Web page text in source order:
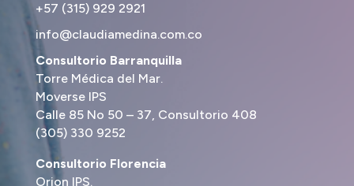
+57 (315) 929 2921
info@claudiamedina.com.co
Consultorio Barranquilla
Torre Médica del Mar.
Moverse IPS
Calle 85 No 50 – 37, Consultorio 408
(305) 330 9252
Consultorio Florencia
Orion IPS.